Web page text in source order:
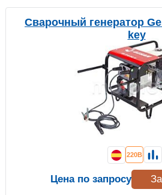
Сварочный генератор
key
220В
Цена по запросу